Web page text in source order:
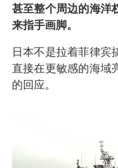
甚至整个周边的海洋
来指手画脚。
日本不是拉着菲律宾
直接在更敏感的海域
的回应。